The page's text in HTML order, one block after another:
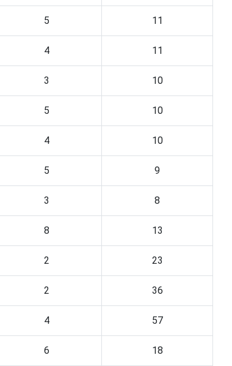
5 11
4 11
3 10
5 10
4 10
5 9
3 8
8 13
2 23
2 36
4 57
6 18